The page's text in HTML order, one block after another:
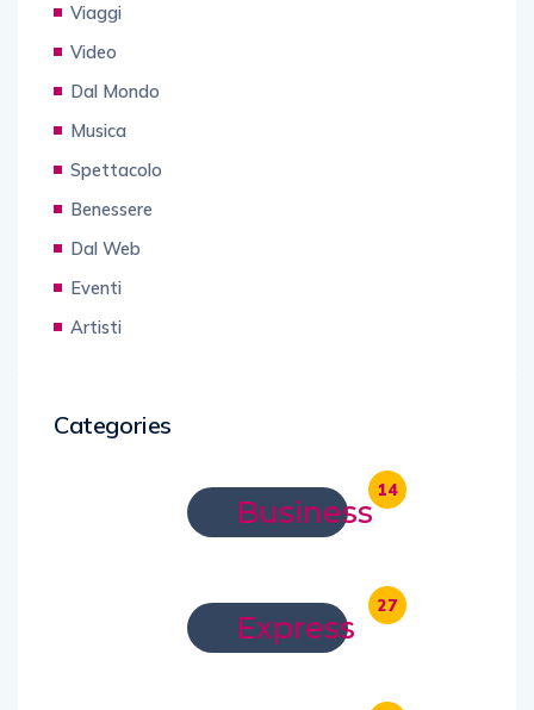
Viaggi
Video
Dal Mondo
Musica
Spettacolo
Benessere
Dal Web
Eventi
Artisti
Categories
Business
14
Express
27